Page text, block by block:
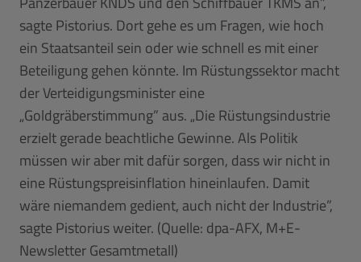
sagte Pistorius. Dort gehe es um Fragen, wie hoch
ein Staatsanteil sein oder wie schnell es mit einer
Beteiligung gehen könnte. Im Rüstungssektor macht
der Verteidigungsminister eine
„Goldgräberstimmung” aus. „Die Rüstungsindustrie
erzielt gerade beachtliche Gewinne. Als Politik
müssen wir aber mit dafür sorgen, dass wir nicht in
eine Rüstungspreisinflation hineinlaufen. Damit
wäre niemandem gedient, auch nicht der Industrie”,
sagte Pistorius weiter. (Quelle: dpa-AFX, M+E-
Newsletter Gesamtmetall)